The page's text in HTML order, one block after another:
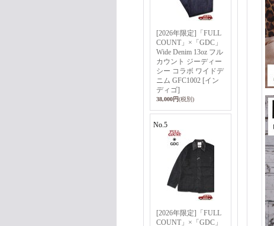
[2026年限定]「FULL
COUNT」×「GDC」
Wide Denim 13oz フル
カウント ジーディー
シー コラボ ワイドデ
ニム GFC1002 [イン
ディゴ]
38,000円(税別)
No.5
[2026年限定]「FULL
COUNT」×「GDC」